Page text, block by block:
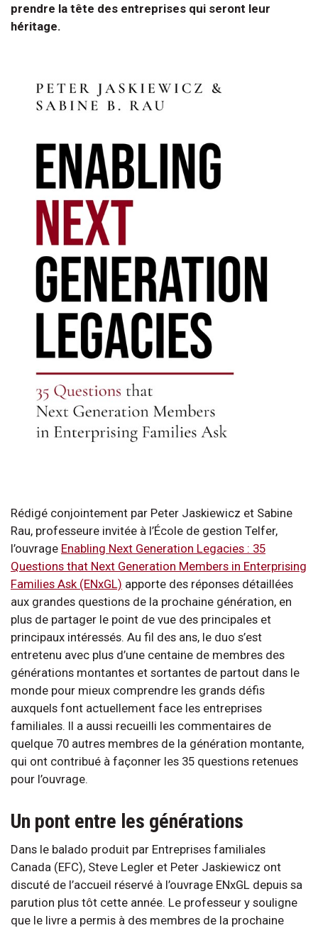
prendre la tête des entreprises qui seront leur
héritage.
Rédigé conjointement par Peter Jaskiewicz et Sabine
Rau, professeure invitée à l’École de gestion Telfer,
l’ouvrage Enabling Next Generation Legacies : 35
Questions that Next Generation Members in Enterprising
Families Ask (ENxGL) apporte des réponses détaillées
aux grandes questions de la prochaine génération, en
plus de partager le point de vue des principales et
principaux intéressés. Au fil des ans, le duo s’est
entretenu avec plus d’une centaine de membres des
générations montantes et sortantes de partout dans le
monde pour mieux comprendre les grands défis
auxquels font actuellement face les entreprises
familiales. Il a aussi recueilli les commentaires de
quelque 70 autres membres de la génération montante,
qui ont contribué à façonner les 35 questions retenues
pour l’ouvrage.
Un pont entre les générations
Dans le balado produit par Entreprises familiales
Canada (EFC), Steve Legler et Peter Jaskiewicz ont
discuté de l’accueil réservé à l’ouvrage ENxGL depuis sa
parution plus tôt cette année. Le professeur y souligne
que le livre a permis à des membres de la prochaine